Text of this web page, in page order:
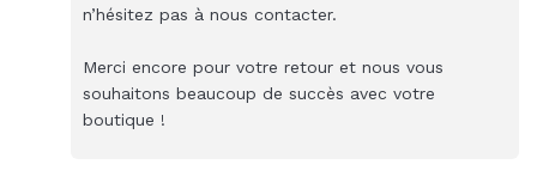
n’hésitez pas à nous contacter.
Merci encore pour votre retour et nous vous
souhaitons beaucoup de succès avec votre
boutique !